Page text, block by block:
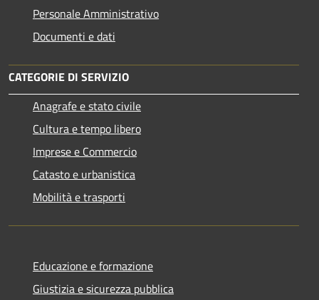
Personale Amministrativo
Documenti e dati
CATEGORIE DI SERVIZIO
Anagrafe e stato civile
Cultura e tempo libero
Imprese e Commercio
Catasto e urbanistica
Mobilità e trasporti
Educazione e formazione
Giustizia e sicurezza pubblica